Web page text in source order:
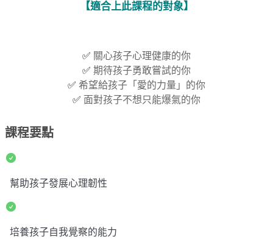
【適合上此課程的對象】
✅ 關心孩子心理健康的你
✅ 期待孩子勇敢嘗試的你
✅ 希望給孩子「愛的力量」的你
✅ 面對孩子不想只能爆氣的你
課程要點
幫助孩子發展心理韌性
培養孩子自我覺察的能力